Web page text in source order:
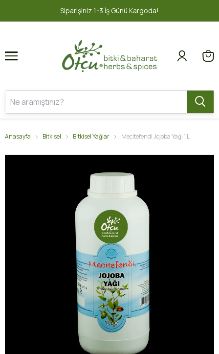
1-3 İş Günü Kargoda! 1 2
Anasayfa Bitkisel Bitkisel Yağlar Mecitefendi Jojoba Yağı 1 L